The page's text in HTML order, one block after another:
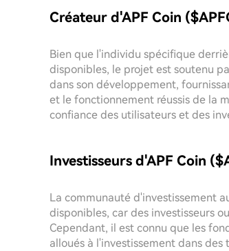
Créateur d'APF Coin
Bien que l'individu spécifique
disponibles, le projet est soutenu
dans son développement,
et le fonctionnement réussis de la
confiance des utilisateurs et des
Investisseurs d'APF Coin
La communauté d'investissement
disponibles, car des investisseurs
Cependant, il est connu que les
alloués à l'investissement dans